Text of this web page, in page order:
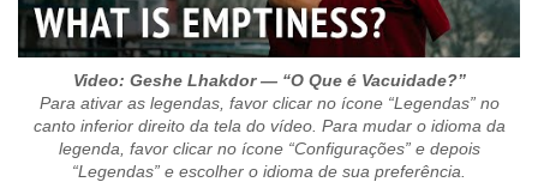
Video: Geshe Lhakdor — “O Que é Vacuidade?”
Para ativar as legendas, favor clicar no ícone “Legendas” no
canto inferior direito da tela do vídeo. Para mudar o idioma da
legenda, favor clicar no ícone “Configurações” e depois
“Legendas” e escolher o idioma de sua preferência.